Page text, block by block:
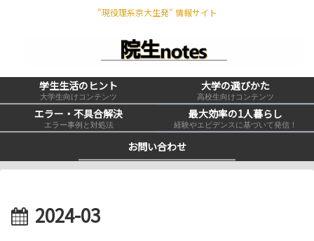
"現役理系京大生発" 情報サイト
学生生活のヒント
大学生向けコンテンツ
大学の選びかた
高校生向けコンテンツ
エラー・不具合解決
エラー事例と対処法
最大効率の1人暮らし
経験やエビデンスに基づいて発信！
お問い合わせ
2024-03